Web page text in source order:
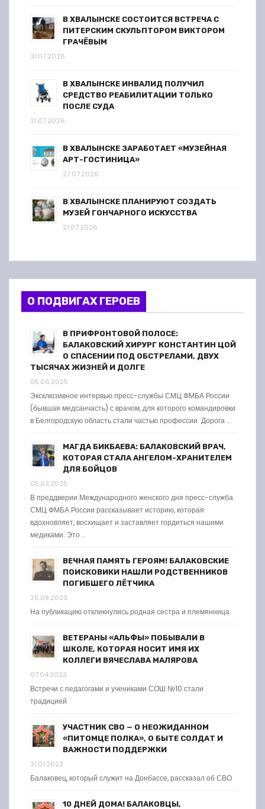
В ХВАЛЫНСКЕ СОСТОИТСЯ ВСТРЕЧА С
ПИТЕРСКИМ СКУЛЬПТОРОМ ВИКТОРОМ
ГРАЧЁВЫМ
31.07.2026
В ХВАЛЫНСКЕ ИНВАЛИД ПОЛУЧИЛ
СРЕДСТВО РЕАБИЛИТАЦИИ ТОЛЬКО
ПОСЛЕ СУДА
31.07.2026
В ХВАЛЫНСКЕ ЗАРАБОТАЕТ «МУЗЕЙНАЯ
АРТ-ГОСТИНИЦА»
27.07.2026
В ХВАЛЫНСКЕ ПЛАНИРУЮТ СОЗДАТЬ
МУЗЕЙ ГОНЧАРНОГО ИСКУССТВА
21.07.2026
О ПОДВИГАХ ГЕРОЕВ
В ПРИФРОНТОВОЙ ПОЛОСЕ:
БАЛАКОВСКИЙ ХИРУРГ КОНСТАНТИН ЦОЙ
О СПАСЕНИИ ПОД ОБСТРЕЛАМИ, ДВУХ
ТЫСЯЧАХ ЖИЗНЕЙ И ДОЛГЕ
05.06.2025
Эксклюзивное интервью пресс-службы СМЦ ФМБА России
(бывшая медсанчасть) с врачом, для которого командировки
в Белгородскую область стали частью профессии. Дорога …
МАГДА БИКБАЕВА: БАЛАКОВСКИЙ ВРАЧ,
КОТОРАЯ СТАЛА АНГЕЛОМ-ХРАНИТЕЛЕМ
ДЛЯ БОЙЦОВ
05.03.2025
В преддверии Международного женского дня пресс-служба
СМЦ ФМБА России рассказывает историю, которая
вдохновляет, восхищает и заставляет гордиться нашими
медиками. Это …
ВЕЧНАЯ ПАМЯТЬ ГЕРОЯМ! БАЛАКОВСКИЕ
ПОИСКОВИКИ НАШЛИ РОДСТВЕННИКОВ
ПОГИБШЕГО ЛЁТЧИКА
26.08.2023
На публикацию откликнулись родная сестра и племянница
ВЕТЕРАНЫ «АЛЬФЫ» ПОБЫВАЛИ В
ШКОЛЕ, КОТОРАЯ НОСИТ ИМЯ ИХ
КОЛЛЕГИ ВЯЧЕСЛАВА МАЛЯРОВА
07.04.2023
Встречи с педагогами и учениками СОШ №10 стали
традицией
УЧАСТНИК СВО — О НЕОЖИДАННОМ
«ПИТОМЦЕ ПОЛКА», О БЫТЕ СОЛДАТ И
ВАЖНОСТИ ПОДДЕРЖКИ
31.01.2023
Балаковец, который служит на Донбассе, рассказал об СВО
10 ДНЕЙ ДОМА! БАЛАКОВЦЫ,